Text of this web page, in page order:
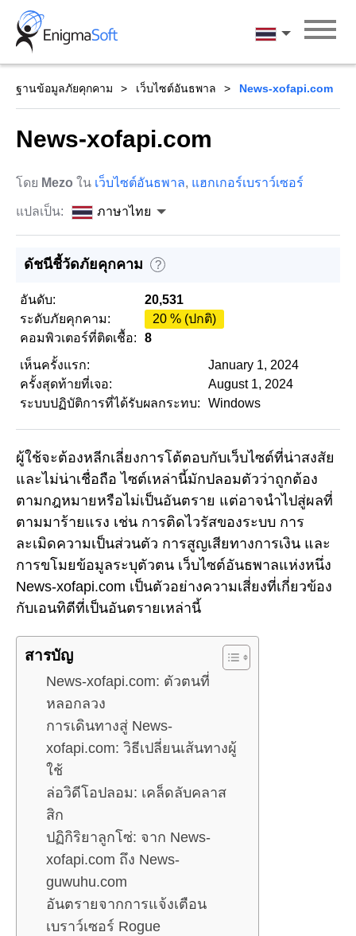
Skip
content
ภาษาไทย
ฐานข้อมูลภัยคุกคาม เว็บไซต์อันธพาล News-xofapi.com
News-xofapi.com
โดย Mezo ใน เว็บไซต์อันธพาล, แฮกเกอร์เบราว์เซอร์
แปลเป็น: ภาษาไทย
ดัชนีชี้วัดภัยคุกคาม ?
อันดับ:
20,531
ระดับภัยคุกคาม:
20 % (ปกติ)
คอมพิวเตอร์ที่ติดเชื้อ:
8
เห็นครั้งแรก:
January 1, 2024
ครั้งสุดท้ายที่เจอ:
August 1, 2024
ระบบปฏิบัติการที่ได้รับผลกระทบ:
Windows
ผู้ใช้จะต้องหลีกเลี่ยงการโต้ตอบกับเว็บไซต์ที่น่าสงสัย
และไม่น่าเชื่อถือ ไซต์เหล่านี้มักปลอมตัวว่าถูกต้อง
ตามกฎหมายหรือไม่เป็นอันตราย แต่อาจนำไปสู่ผลที่
ตามมาร้ายแรง เช่น การติดไวรัสของระบบ การ
ละเมิดความเป็นส่วนตัว การสูญเสียทางการเงิน และ
การขโมยข้อมูลระบุตัวตน เว็บไซต์อันธพาลแห่งหนึ่ง
News-xofapi.com เป็นตัวอย่างความเสี่ยงที่เกี่ยวข้อง
กับเอนทิตีที่เป็นอันตรายเหล่านี้
สารบัญ
News-xofapi.com: ตัวตนที่
หลอกลวง
การเดินทางสู่ News-
xofapi.com: วิธีเปลี่ยนเส้นทางผู้
ใช้
ล่อวิดีโอปลอม: เคล็ดลับคลาส
สิก
ปฏิกิริยาลูกโซ่: จาก News-
xofapi.com ถึง News-
guwuhu.com
อันตรายจากการแจ้งเตือน
เบราว์เซอร์ Rogue